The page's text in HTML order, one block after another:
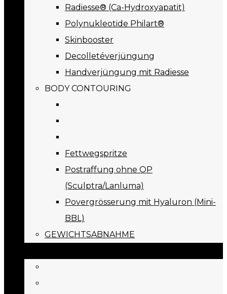
Radiesse® (Ca-Hydroxyapatit)
Polynukleotide Philart®
Skinbooster
Decolletéverjüngung
Handverjüngung mit Radiesse
BODY CONTOURING
Fettwegspritze
Postraffung ohne OP
(Sculptra/Lanluma)
Povergrösserung mit Hyaluron (Mini-
BBL)
GEWICHTSABNAHME